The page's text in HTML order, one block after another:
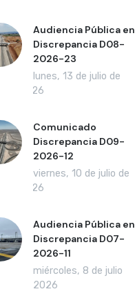
Audiencia Pública en
Discrepancia D08-
2026-23
lunes, 13 de julio de
2026
Comunicado
Discrepancia D09-
2026-12
viernes, 10 de julio de
2026
Audiencia Pública en
Discrepancia D07-
2026-11
miércoles, 8 de julio
de 2026